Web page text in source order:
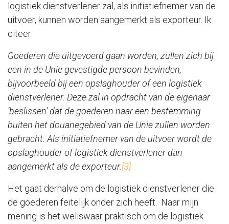
logistiek dienstverlener zal, als initiatiefnemer van de
uitvoer, kunnen worden aangemerkt als exporteur. Ik
citeer:
Goederen die uitgevoerd gaan worden, zullen zich bij
een in de Unie gevestigde persoon bevinden,
bijvoorbeeld bij een opslaghouder of een logistiek
dienstverlener. Deze zal in opdracht van de eigenaar
‘beslissen’ dat de goederen naar een bestemming
buiten het douanegebied van de Unie zullen worden
gebracht. Als initiatiefnemer van de uitvoer wordt de
opslaghouder of logistiek dienstverlener dan
aangemerkt als de exporteur.[3]
Het gaat derhalve om de logistiek dienstverlener die
de goederen feitelijk onder zich heeft. Naar mijn
mening is het weliswaar praktisch om de logistiek